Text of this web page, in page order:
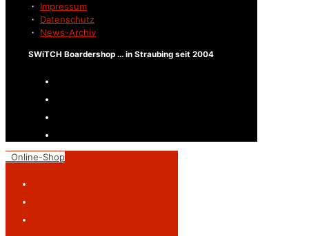
・ Impressum
・ Datenschutz
・ News-Archiv
SWiTCH Boardershop ... in Straubing seit 2004
Online-Shop